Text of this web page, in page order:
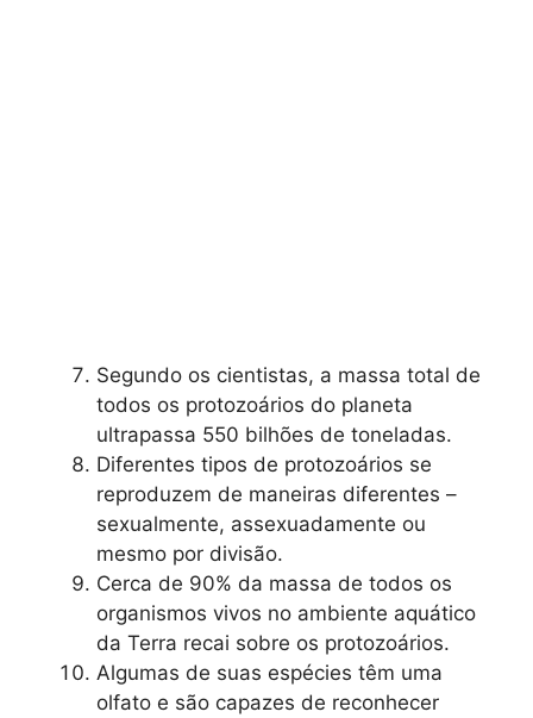
Segundo os cientistas, a massa total de
todos os protozoários do planeta
ultrapassa 550 bilhões de toneladas.
Diferentes tipos de protozoários se
reproduzem de maneiras diferentes –
sexualmente, assexuadamente ou
mesmo por divisão.
Cerca de 90% da massa de todos os
organismos vivos no ambiente aquático
da Terra recai sobre os protozoários.
Algumas de suas espécies têm uma
olfato e são capazes de reconhecer